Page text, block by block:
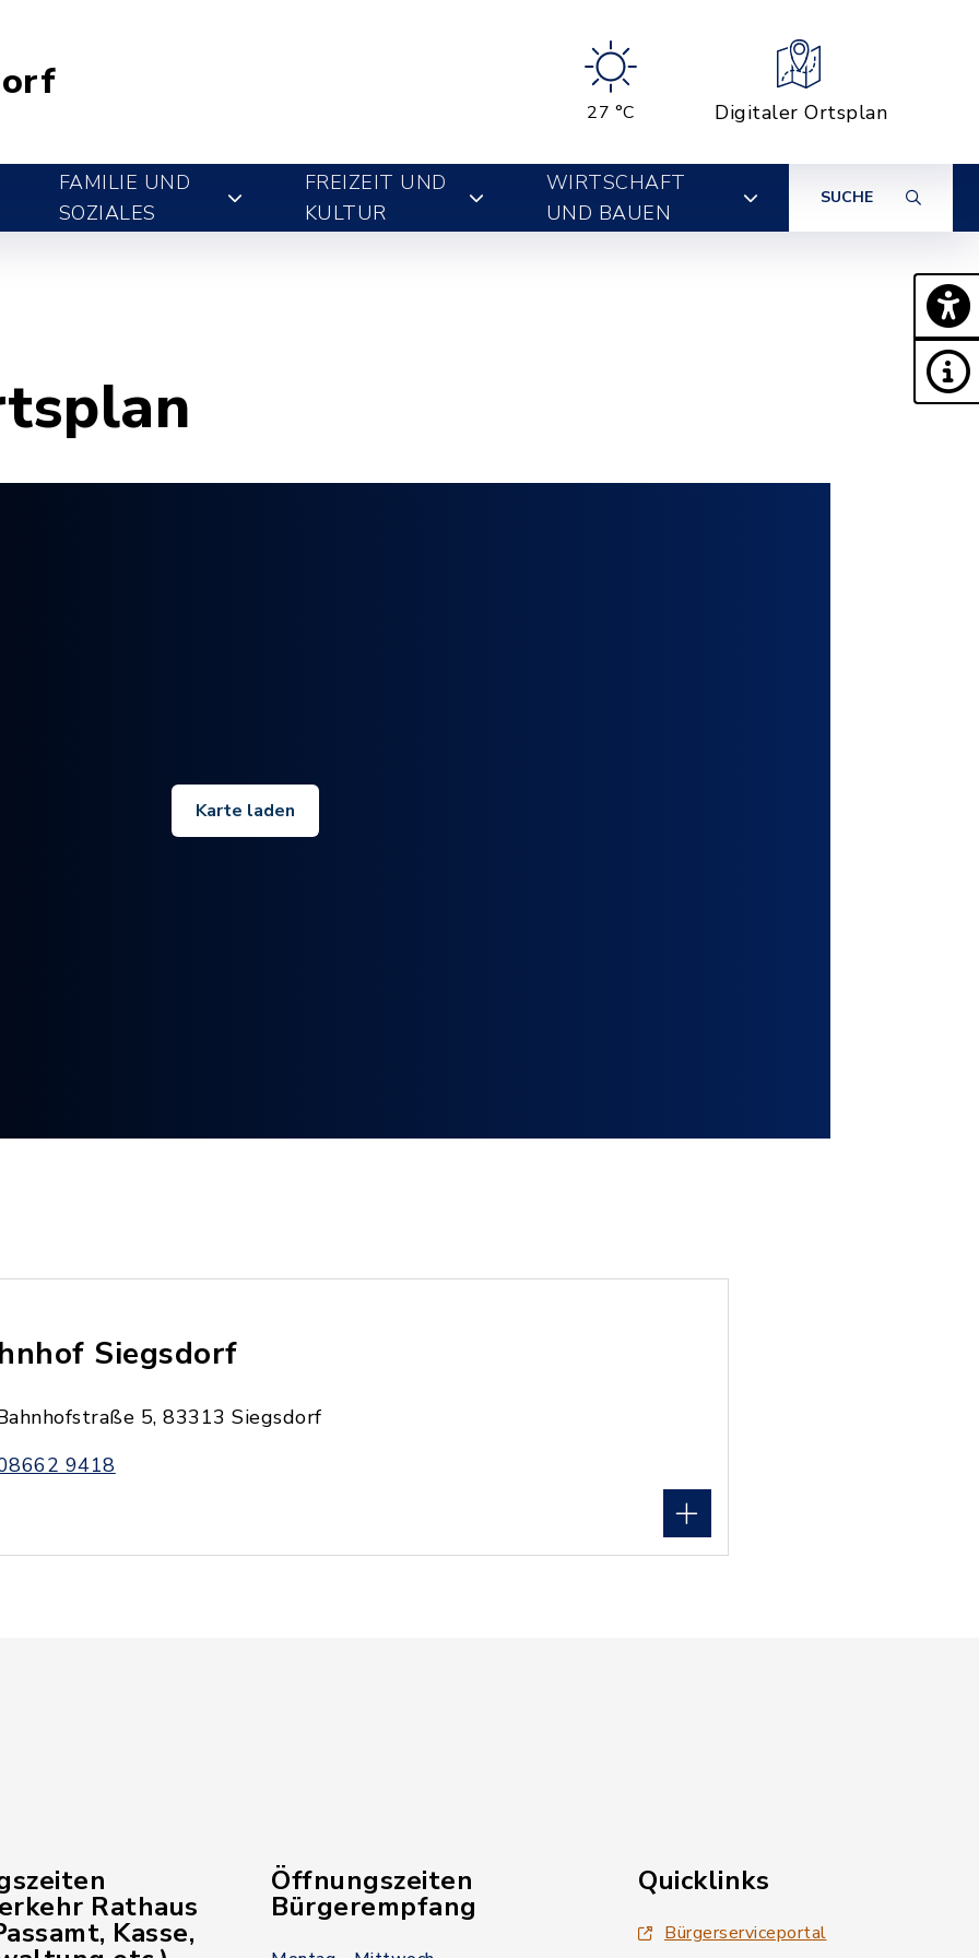
27 °C Digitaler Ortsplan
FAMILIE UND
SOZIALES
FREIZEIT UND
KULTUR
WIRTSCHAFT
UND BAUEN
SUCHE
Karte laden
Siegsdorf
5, 83313 Siegsdorf
9418
Rathaus
Kasse,
Öffnungszeiten
Bürgerempfang
Quicklinks
Bürgerserviceportal